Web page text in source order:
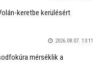
keretbe kerülésért
2026.08.07. 13:11
mérséklik a